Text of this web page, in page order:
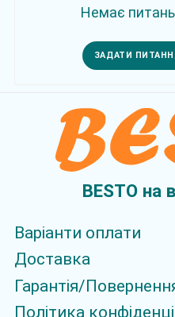
Немає
ЗАДАТИ
BESTO на
Варіанти оплати
Доставка
Гарантія/
Політика